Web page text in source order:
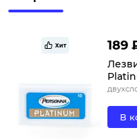
Хит 189
В